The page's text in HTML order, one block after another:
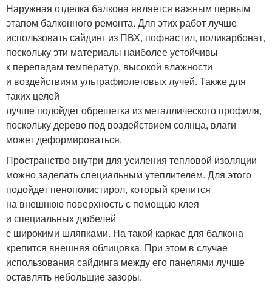
Наружная отделка балкона является важным первым
этапом балконного ремонта. Для этих работ лучше
использовать сайдинг из ПВХ, пофнастил, поликарбонат,
поскольку эти материалы наиболее устойчивы
к перепадам температур, высокой влажности
и воздействиям ультрафиолетовых лучей. Также для
таких целей
лучше подойдет обрешетка из металлического профиля,
поскольку дерево под воздействием солнца, влаги
может деформироваться.
Пространство внутри для усиления тепловой изоляции
можно заделать специальным утеплителем. Для этого
подойдет пенополистирол, который крепится
на внешнюю поверхность с помощью клея
и специальных дюбелей
с широкими шляпками. На такой каркас для балкона
крепится внешняя облицовка. При этом в случае
использования сайдинга между его панелями лучше
оставлять небольшие зазоры.